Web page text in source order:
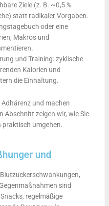
Ziele (z. B. ~0,5 %
statt radikaler Vorgaben.
oder eine
Makros und
und Training: zyklische
Kalorien und
die Einhaltung.
und machen
Abschnitt zeigen wir, wie Sie
umgehen.
und
sind
regelmäßige